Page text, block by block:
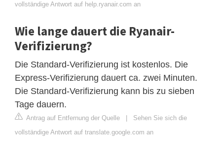
vollständige Antwort auf help.ryanair.com an
Wie lange dauert die Ryanair-
Verifizierung?
Die Standard-Verifizierung ist kostenlos. Die
Express-Verifizierung dauert ca. zwei Minuten.
Die Standard-Verifizierung kann bis zu sieben
Tage dauern.
Antrag auf Entfernung der Quelle | Sehen Sie sich die
vollständige Antwort auf translate.google.com an